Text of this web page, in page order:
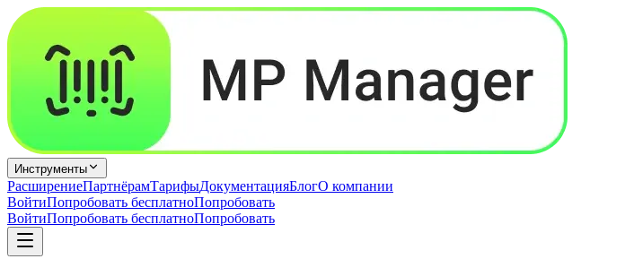
Инструменты
РасширениеПартнёрамТарифыДокументацияБлогО компании
ВойтиПопробовать бесплатноПопробовать
ВойтиПопробовать бесплатноПопробовать